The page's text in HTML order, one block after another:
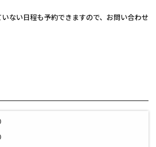
いない日程も予約できますので、お問い合わせ